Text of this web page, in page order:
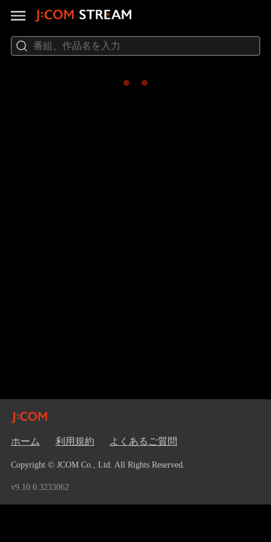
ホーム 利用規約 よくあるご質問
Copyright © JCOM Co., Ltd. All Rights Reserved.
v9.10.0.3233062